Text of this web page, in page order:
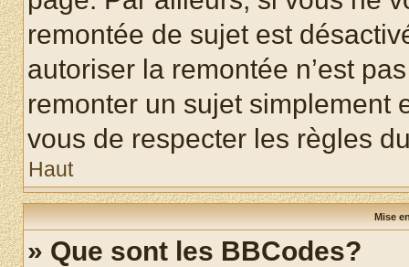
remontée de sujet est
autoriser la remontée n’est
remonter un sujet simplement
vous de respecter les règles
Haut
Mise
» Que sont les BBCodes?